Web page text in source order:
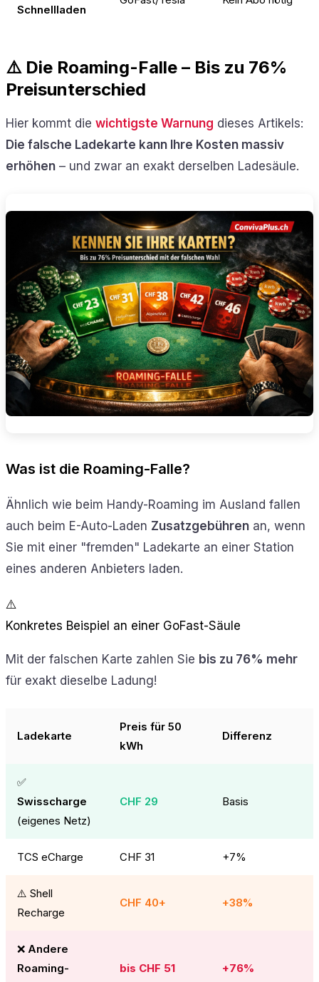
Schnellladen
⚠️ Die Roaming-Falle – Bis zu 76%
Preisunterschied
Hier kommt die wichtigste Warnung dieses Artikels:
Die falsche Ladekarte kann Ihre Kosten massiv
erhöhen – und zwar an exakt derselben Ladesäule.
Was ist die Roaming-Falle?
Ähnlich wie beim Handy-Roaming im Ausland fallen
auch beim E-Auto-Laden Zusatzgebühren an, wenn
Sie mit einer "fremden" Ladekarte an einer Station
eines anderen Anbieters laden.
⚠️
Konkretes Beispiel an einer GoFast-Säule
Mit der falschen Karte zahlen Sie bis zu 76% mehr
für exakt dieselbe Ladung!
Ladekarte
Preis für 50
kWh
Differenz
✅
Swisscharge
(eigenes Netz)
CHF 29 Basis
TCS eCharge CHF 31 +7%
⚠️ Shell
Recharge
CHF 40+ +38%
❌ Andere
Roaming-
bis CHF 51 +76%